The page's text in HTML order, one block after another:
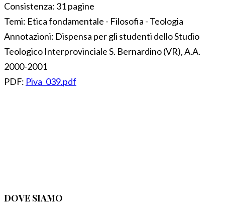
Consistenza: 31 pagine
Temi: Etica fondamentale - Filosofia - Teologia
Annotazioni: Dispensa per gli studenti dello Studio
Teologico Interprovinciale S. Bernardino (VR), A.A.
2000-2001
PDF: Piva_039.pdf
DOVE SIAMO